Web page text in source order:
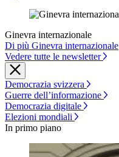
Ginevra internazionale
Di più Ginevra internazionale
Vedere tutte le newsletter
Democrazia svizzera
Guerre dell’informazione
Democrazia digitale
Elezioni mondiali
In primo piano